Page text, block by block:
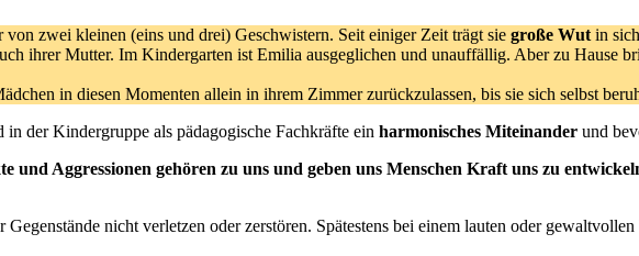
von zwei kleinen (eins und drei) Geschwistern. Seit einiger Zeit trägt sie große Wut in
ihrer Mutter. Im Kindergarten ist Emilia ausgeglichen und unauffällig. Aber zu Hause
in diesen Momenten allein in ihrem Zimmer zurückzulassen, bis sie sich selbst
der Kindergruppe als pädagogische Fachkräfte ein harmonisches Miteinander und
und Aggressionen gehören zu uns und geben uns Menschen Kraft uns zu
nicht verletzen oder zerstören. Spätestens bei einem lauten oder